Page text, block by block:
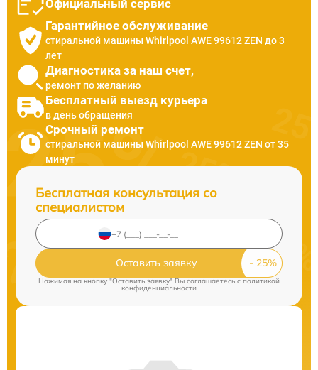
Официальный сервис
Гарантийное обслуживание
стиральной машины Whirlpool AWE 99612 ZEN до 3
лет
Диагностика за наш счет,
ремонт по желанию
Бесплатный выезд курьера
в день обращения
Срочный ремонт
стиральной машины Whirlpool AWE 99612 ZEN от 35
минут
Бесплатная консультация со
специалистом
Оставить заявку
Нажимая на кнопку "Оставить заявку" Вы соглашаетесь c политикой
конфиденциальности